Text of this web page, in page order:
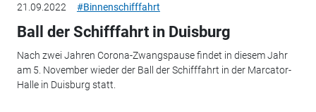
21.09.2022 #Binnenschifffahrt
Ball der Schifffahrt in Duisburg
Nach zwei Jahren Corona-Zwangspause findet in diesem Jahr
am 5. November wieder der Ball der Schifffahrt in der Marcator-
Halle in Duisburg statt.